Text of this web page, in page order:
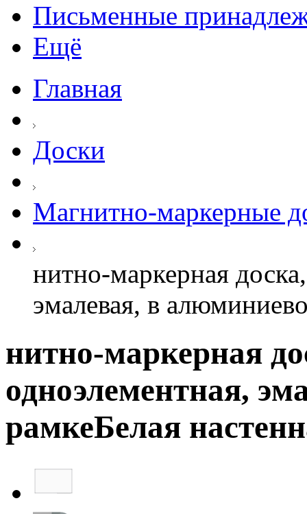
Письменные
Ещё
Главная
Доски
Магнитно-маркерные
нитно-маркерная
эмалевая, в
нитно-маркерная
одноэлементная,
рамкеБелая